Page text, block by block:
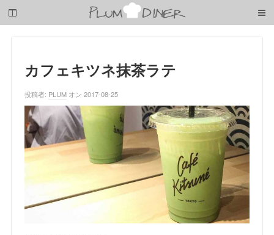
子
カフェキツネ抹茶ラテ
投稿者: PLUM オン 2017-08-25